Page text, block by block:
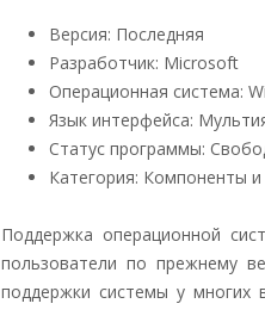
Версия: Последняя
Разработчик: Microsoft
Операционная система:
Язык интерфейса:
Статус программы:
Категория: Компоненты
Поддержка операционной
пользователи по прежнему
поддержки системы у многих